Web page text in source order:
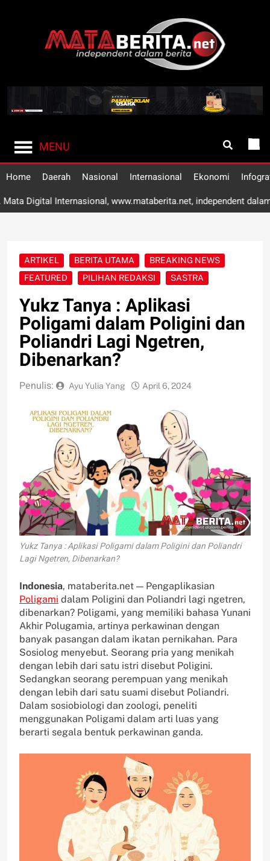
Mataberita
MENU
Home Daerah Nasional Internasional Ekonomi
www.mataberita.net, independent dalam berita | PT.
ARTIKEL BERITA UTAMA
BREAKING NEWS
FEATURED
PILIHAN REDAKSI SASTRA
Yukz Tanya : Aplikasi
Poligami dalam Poligini dan
Poliandri Lagi Ngetren,
Dibenarkan?
Penulis: Ayu Yulia Yang April 6, 2024
Yukz Tanya : Aplikasi Poligami dalam Poligini dan Poliandri
Lagi Ngetren, Dibenarkan?
Indonesia, mataberita.net — Pengaplikasian
Poligami dalam Poligini dan Poliandri lagi ngetren,
dibenarkan? Poligami, yang memiliki bahasa Yunani
Akhir Polugamia, artinya perkawinan dengan
banyak pasangan dalam ikatan pernikahan. Para
Sosiolog menyebut. Seorang pria yang menikah
dengan lebih dari satu istri disebut Poligini.
Sedangkan seorang perempuan yang menikah
dengan lebih dari satu suami disebut Poliandri.
Dalam sosiobiologi dan zoologi, peneliti
menggunakan Poligami dalam arti luas yang
berarti segala bentuk perkawinan ganda.